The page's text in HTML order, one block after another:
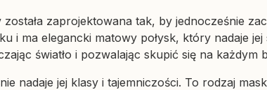
zaprojektowana tak, by jednocześnie
i ma elegancki matowy połysk, który nadaje
światło i pozwalając skupić się na
nadaje jej klasy i tajemniczości. To rodzaj